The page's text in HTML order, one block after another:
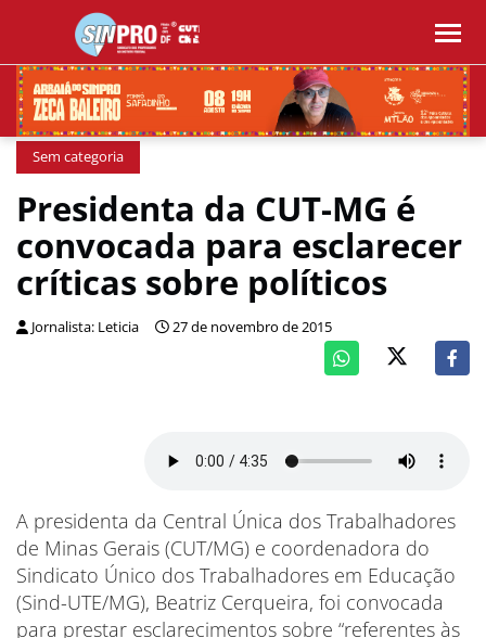
Sem categoria
Presidenta da CUT-MG é
convocada para esclarecer
críticas sobre políticos
Jornalista: Leticia 27 de novembro de 2015
A presidenta da Central Única dos Trabalhadores
de Minas Gerais (CUT/MG) e coordenadora do
Sindicato Único dos Trabalhadores em Educação
(Sind-UTE/MG), Beatriz Cerqueira, foi convocada
para prestar esclarecimentos sobre “referentes às